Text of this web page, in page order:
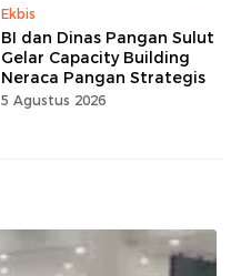
Ekbis
BI dan Dinas Pangan Sulut
Gelar Capacity Building
Neraca Pangan Strategis
5 Agustus 2026